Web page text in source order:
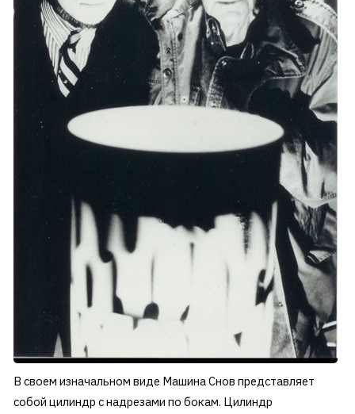
В своем изначальном виде Машина Снов представляет
собой цилиндр с надрезами по бокам. Цилиндр